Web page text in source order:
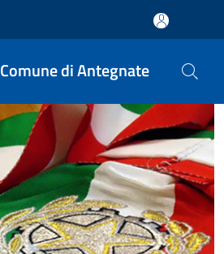
Comune di Antegnate